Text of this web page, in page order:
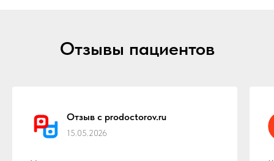
Отзывы пациентов
Отзыв с prodoctorov.ru
15.05.2026